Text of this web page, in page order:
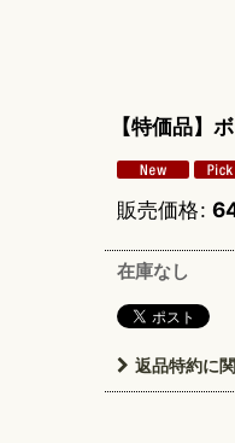
【特価品】
販売価格:
在庫なし
返品特約に